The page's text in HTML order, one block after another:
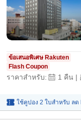
ข้อเสนอพิเศษ Rakuten
Flash Coupon
ราคาสำหรับ: 1 คืน |
ใช้คูปอง 2 ใบสำหรับ ลด